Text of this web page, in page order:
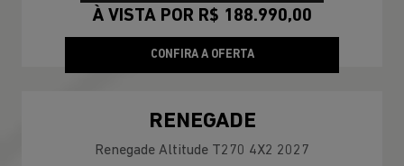
À VISTA POR R$ 188.990,00
CONFIRA A OFERTA
RENEGADE
Renegade Altitude T270 4X2 2027